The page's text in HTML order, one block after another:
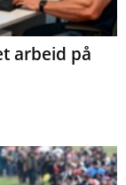
arbeid på